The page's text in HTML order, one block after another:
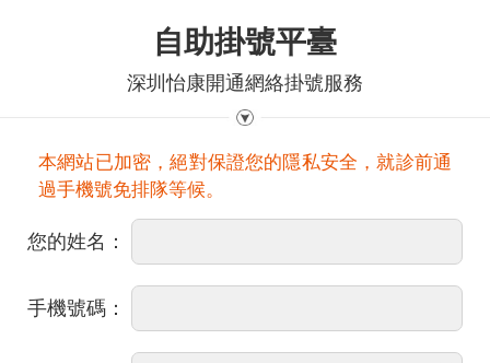
自助掛號平臺
深圳怡康開通網絡掛號服務
本網站已加密，絕對保證您的隱私安全，就診前通
過手機號免排隊等候。
您的姓名：
手機號碼：